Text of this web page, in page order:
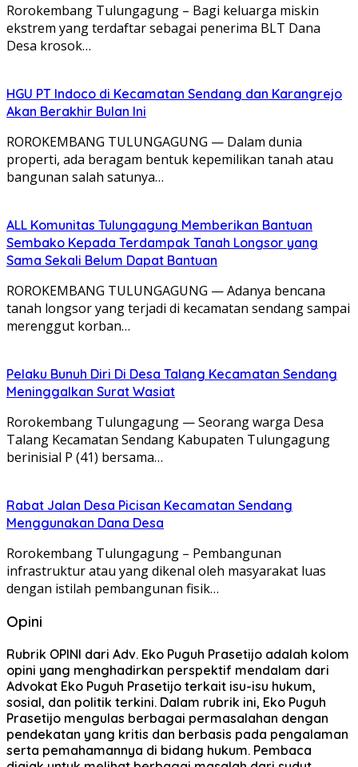
Rorokembang Tulungagung – Bagi keluarga miskin
ekstrem yang terdaftar sebagai penerima BLT Dana
Desa krosok…
HGU PT Indoco di Kecamatan Sendang dan Karangrejo
Akan Berakhir Bulan Ini
ROROKEMBANG TULUNGAGUNG — Dalam dunia
properti, ada beragam bentuk kepemilikan tanah atau
bangunan salah satunya…
ALL Komunitas Tulungagung Memberikan Bantuan
Sembako Kepada Terdampak Tanah Longsor yang
Sama Sekali Belum Dapat Bantuan
ROROKEMBANG TULUNGAGUNG — Adanya bencana
tanah longsor yang terjadi di kecamatan sendang sampai
merenggut korban…
Pelaku Bunuh Diri Di Desa Talang Kecamatan Sendang
Meninggalkan Surat Wasiat
Rorokembang Tulungagung — Seorang warga Desa
Talang Kecamatan Sendang Kabupaten Tulungagung
berinisial P (41) bersama…
Rabat Jalan Desa Picisan Kecamatan Sendang
Menggunakan Dana Desa
Rorokembang Tulungagung – Pembangunan
infrastruktur atau yang dikenal oleh masyarakat luas
dengan istilah pembangunan fisik…
Opini
Rubrik OPINI dari Adv. Eko Puguh Prasetijo adalah kolom
opini yang menghadirkan perspektif mendalam dari
Advokat Eko Puguh Prasetijo terkait isu-isu hukum,
sosial, dan politik terkini. Dalam rubrik ini, Eko Puguh
Prasetijo mengulas berbagai permasalahan dengan
pendekatan yang kritis dan berbasis pada pengalaman
serta pemahamannya di bidang hukum. Pembaca